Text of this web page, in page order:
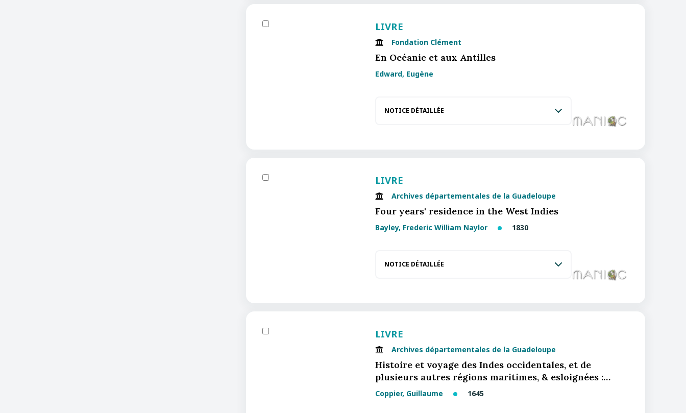
LIVRE
Fondation Clément
En Océanie et aux Antilles
Edward, Eugène
NOTICE DÉTAILLÉE
LIVRE
Archives départementales de la Guadeloupe
Four years' residence in the West Indies
Bayley, Frederic William Naylor 1830
NOTICE DÉTAILLÉE
LIVRE
Archives départementales de la Guadeloupe
Histoire et voyage des Indes occidentales, et de
plusieurs autres régions maritimes, & esloignées :…
Coppier, Guillaume 1645